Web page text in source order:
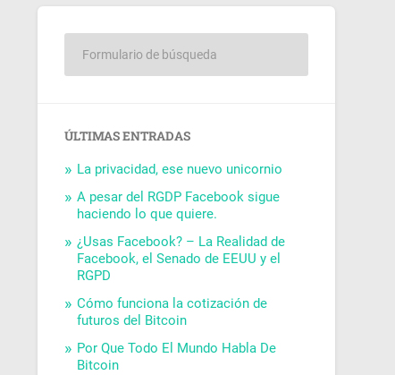
ÚLTIMAS ENTRADAS
La privacidad, ese nuevo unicornio
A pesar del RGDP Facebook sigue
haciendo lo que quiere.
¿Usas Facebook? – La Realidad de
Facebook, el Senado de EEUU y el
RGPD
Cómo funciona la cotización de
futuros del Bitcoin
Por Que Todo El Mundo Habla De
Bitcoin